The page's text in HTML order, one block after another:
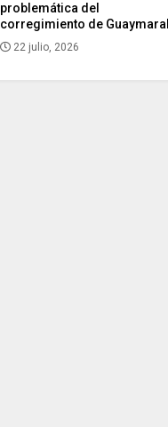
problemática del
corregimiento de Guaymaral
22 julio, 2026